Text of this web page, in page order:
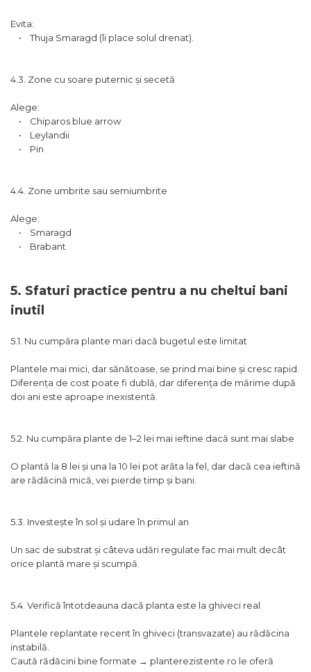
Evita:
• Thuja Smaragd (îi place solul drenat).
4.3. Zone cu soare puternic și secetă
Alege:
• Chiparos blue arrow
• Leylandii
• Pin
4.4. Zone umbrite sau semiumbrite
Alege:
• Smaragd
• Brabant
5. Sfaturi practice pentru a nu cheltui bani
inutil
5.1. Nu cumpăra plante mari dacă bugetul este limitat
Plantele mai mici, dar sănătoase, se prind mai bine și cresc rapid.
Diferența de cost poate fi dublă, dar diferența de mărime după
doi ani este aproape inexistentă.
5.2. Nu cumpăra plante de 1–2 lei mai ieftine dacă sunt mai slabe
O plantă la 8 lei și una la 10 lei pot arăta la fel, dar dacă cea ieftină
are rădăcină mică, vei pierde timp și bani.
5.3. Investește în sol și udare în primul an
Un sac de substrat și câteva udări regulate fac mai mult decât
orice plantă mare și scumpă.
5.4. Verifică întotdeauna dacă planta este la ghiveci real
Plantele replantate recent în ghiveci (transvazate) au rădăcina
instabilă.
Caută rădăcini bine formate → planterezistente.ro le oferă